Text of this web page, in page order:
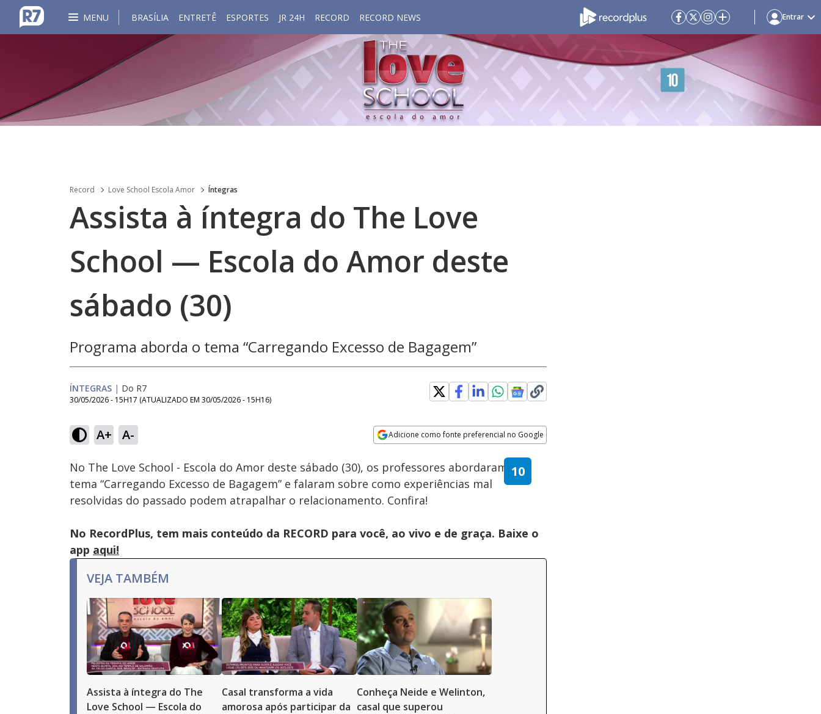
MENU BRASÍLIA ENTRETÊ ESPORTES JR 24H RECORD RECORD NEWS Entrar
Record Love School Escola Amor Íntegras
Assista à íntegra do The Love
School — Escola do Amor deste
sábado (30)
Programa aborda o tema “Carregando Excesso de Bagagem”
ÍNTEGRAS | Do R7
30/05/2026 - 15H17 (ATUALIZADO EM 30/05/2026 - 15H16)
A+ A- Adicione como fonte preferencial no Google
Ativar
Som
1.26%
Velocidade
No The Love School - Escola do Amor deste sábado (30), os professores abordaram o
tema “Carregando Excesso de Bagagem” e falaram sobre como experiências mal
resolvidas do passado podem atrapalhar o relacionamento. Confira!
No RecordPlus, tem mais conteúdo da RECORD para você, ao vivo e de graça. Baixe o
app aqui!
VEJA TAMBÉM
Assista à íntegra do The
Love School — Escola do
Casal transforma a vida
amorosa após participar da
Conheça Neide e Welinton,
casal que superou